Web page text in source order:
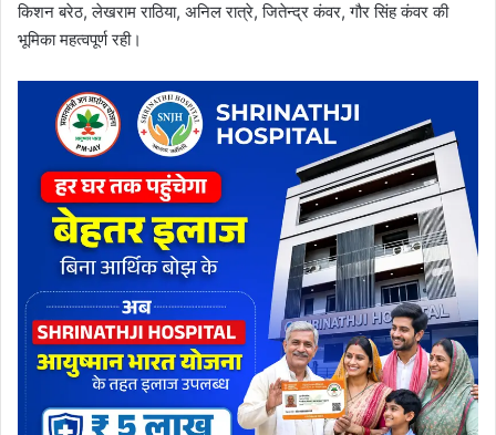
किशन बरेठ, लेखराम राठिया, अनिल रात्रे, जितेन्द्र कंवर, गौर सिंह कंवर की
भूमिका महत्वपूर्ण रही।